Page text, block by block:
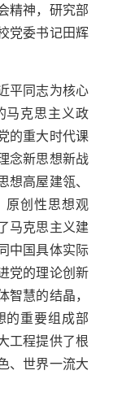
精神，研究部
党委书记田辉
平同志为核心
马克思主义政
的重大时代课
念新思想新战
想高屋建瓴、
原创性思想观
马克思主义建
中国具体实际
党的理论创新
智慧的结晶，
的重要组成部
工程提供了根
、世界一流大